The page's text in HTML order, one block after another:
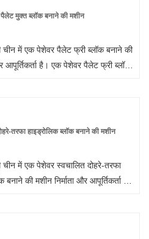
पैलेट मुक्त ब्लॉक बनाने की मशीन
चीन में एक पेशेवर पैलेट फ्री ब्लॉक बनाने की
आपूर्तिकर्ता है। एक पेशेवर पैलेट फ्री ब्लॉक
तरफा हाइड्रोलिक ब्लॉक बनाने की मशीन
चीन में एक पेशेवर स्वचालित दोहरे-तरफा
बनाने की मशीन निर्माता और आपूर्तिकर्ता है।